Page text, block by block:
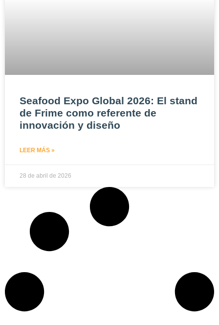
Seafood Expo Global 2026: El stand
de Frime como referente de
innovación y diseño
LEER MÁS »
28 de abril de 2026